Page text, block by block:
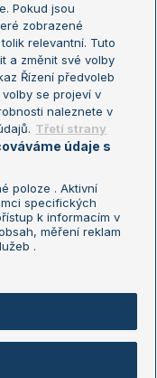
zpracování osobních
zpravodajství ČTK.
Pokud jsou
zobrazené
relevantní. Tuto
a změnit své volby
Řízení předvoleb
se projeví v
naleznete v
Třetí strany
údaje s
poloze . Aktivní
specifických
k informacím v
měření reklam
.